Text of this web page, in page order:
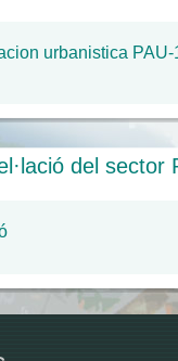
urbanistica PAU-
del sector